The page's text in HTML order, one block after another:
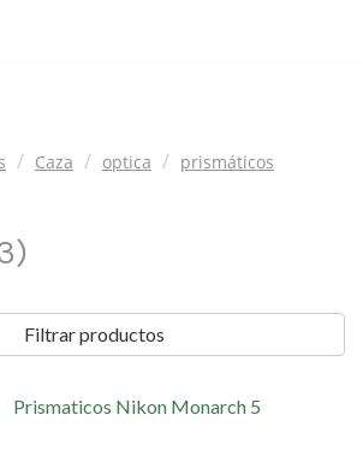
Caza optica
prismáticos
)
Filtrar productos
Prismaticos Nikon Monarch 5